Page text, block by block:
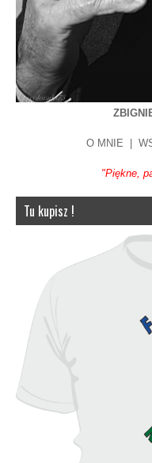
O MNIE |
"Piękne,
Tu kupisz !